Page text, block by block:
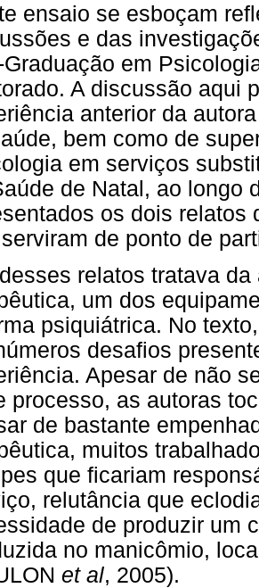
ensaio se esboçam
e das
Graduação em
A discussão aqui
anterior da
bem como de
em serviços
de Natal, ao longo
os dois relatos
de ponto de
relatos tratava
um dos
psiquiátrica. No
desafios
Apesar de não
processo, as autoras
de bastante
muitos
que ficariam
relutância que
de produzir um
no manicômio,
et al, 2005).